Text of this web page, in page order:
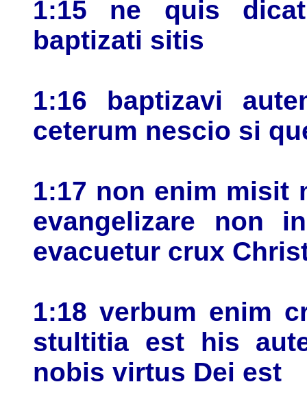
1:15 ne quis
baptizati sitis
1:16 baptizavi
ceterum nescio si
1:17 non enim misit
evangelizare non
evacuetur crux
1:18 verbum enim
stultitia est his
nobis virtus Dei est